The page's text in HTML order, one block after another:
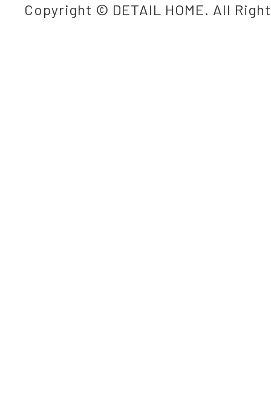
Copyright © DETAIL HOME. All